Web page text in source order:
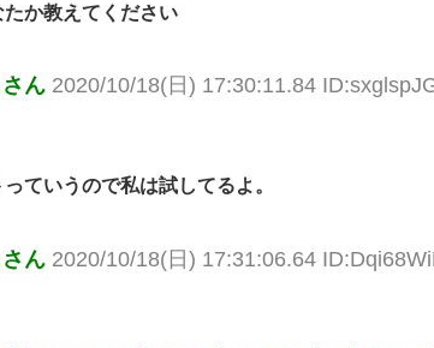
たか教えてください
ん 2020/10/18(日) 17:30:11.84
ていうので私は試してるよ。
ん 2020/10/18(日) 17:31:06.64